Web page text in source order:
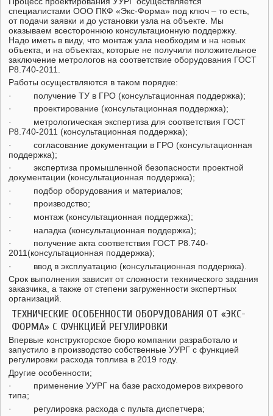
специалистами ООО ПКФ «Экс-Форма» под ключ – то есть,
от подачи заявки и до установки узла на объекте. Мы
оказываем всестороннюю консультационную поддержку.
Надо иметь в виду, что монтаж узла необходим и на новых
объекта, и на объектах, которые не получили положительное
заключение метрологов на соответствие оборудования ГОСТ
Р8.740-2011.
Работы осуществляются в таком порядке:
· получение ТУ в ГРО (консультационная поддержка);
· проектирование (консультационная поддержка);
· метрологическая экспертиза для соответствия ГОСТ
Р8.740-2011 (консультационная поддержка);
· согласование документации в ГРО (консультационная
поддержка);
· экспертиза промышленной безопасности проектной
документации (консультационная поддержка);
· подбор оборудования и материалов;
· производство;
· монтаж (консультационная поддержка);
· наладка (консультационная поддержка);
· получение акта соответствия ГОСТ Р8.740-
2011(консультационная поддержка);
· ввод в эксплуатацию (консультационная поддержка).
Срок выполнения зависит от сложности технического задания
заказчика, а также от степени загруженности экспертных
организаций.
ТЕХНИЧЕСКИЕ ОСОБЕННОСТИ ОБОРУДОВАНИЯ ОТ «ЭКС-
ФОРМА» С ФУНКЦИЕЙ РЕГУЛИРОВКИ
Впервые конструкторское бюро компании разработало и
запустило в производство собственные УУРГ с функцией
регулировки расхода топлива в 2019 году.
Другие особенности;
· применение УУРГ на базе расходомеров вихревого
типа;
· регулировка расхода с пульта диспетчера;